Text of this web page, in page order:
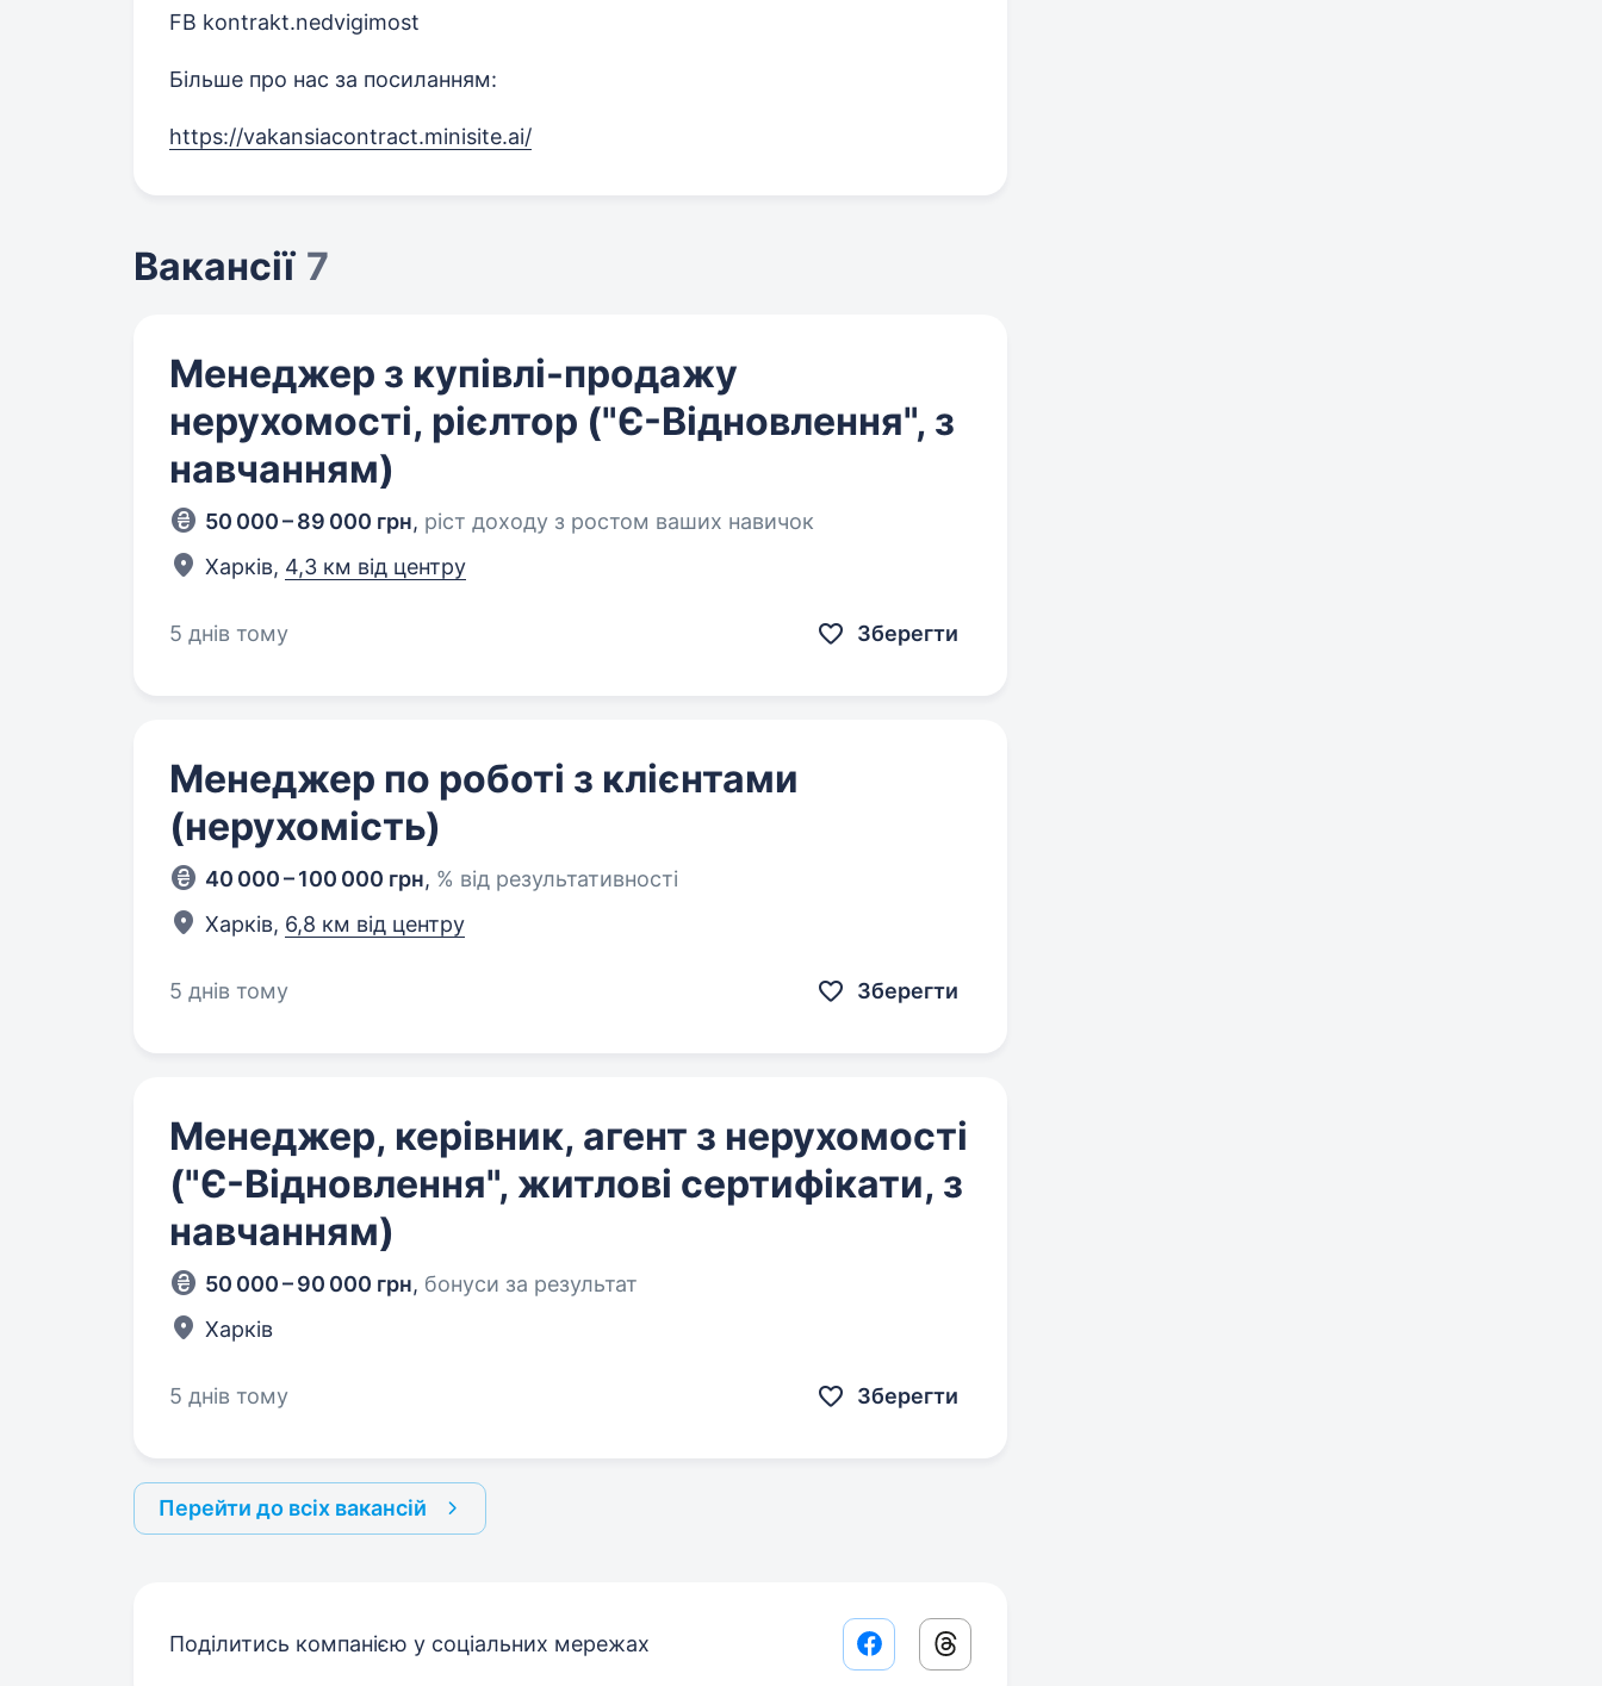
FB kontrakt.nedvigimost
Більше про нас за посиланням:
https://vakansiacontract.minisite.ai/
Вакансії 7
Менеджер з купівлі-продажу
нерухомості, рієлтор ("Є-Відновлення", з
навчанням)
50 000 – 89 000 грн, ріст доходу з ростом ваших навичок
Харків, 4,3 км від центру
5 днів тому Зберегти
Менеджер по роботі з клієнтами
(нерухомість)
40 000 – 100 000 грн, % від результативності
Харків, 6,8 км від центру
5 днів тому Зберегти
Менеджер, керівник, агент з нерухомості
("Є-Відновлення", житлові сертифікати, з
навчанням)
50 000 – 90 000 грн, бонуси за результат
Харків
5 днів тому Зберегти
Перейти до всіх вакансій
Поділитись компанією у соціальних мережах Facebook share link
Threads share link